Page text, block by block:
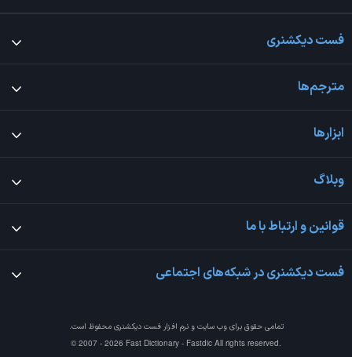
فست دیکشنری
مترجم‌ها
ابزارها
وبلاگ
قوانین و ارتباط با ما
فست دیکشنری در شبکه‌های اجتماعی
تمامی حقوق برای وب سایت و نرم افزارفست دیکشنری محفوظ است.
© 2007 - 2026 Fast Dictionary - Fastdic All rights reserved.